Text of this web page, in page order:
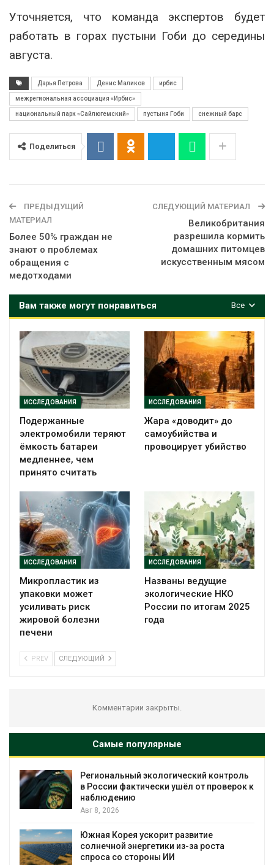
Уточняется, что команда экспертов будет
работать в горах пустыни Гоби до середины
августа.
Дарья Петрова Денис Маликов ирбис
межрегиональная ассоциация «Ирбис»
национальный парк «Сайлюгемский» пустыня Гоби снежный барс
Поделиться
ПРЕДЫДУЩИЙ
МАТЕРИАЛ
Более 50% граждан не
знают о проблемах
обращения с
медотходами
СЛЕДУЮЩИЙ МАТЕРИАЛ
Великобритания
разрешила кормить
домашних питомцев
искусственным мясом
Все
Вам также могут понравиться
ИССЛЕДОВАНИЯ
Подержанные
электромобили теряют
ёмкость батареи
медленнее, чем
принято считать
ИССЛЕДОВАНИЯ
Жара «доводит» до
самоубийства и
провоцирует убийство
ИССЛЕДОВАНИЯ
Микропластик из
упаковки может
усиливать риск
жировой болезни
печени
ИССЛЕДОВАНИЯ
Названы ведущие
экологические НКО
России по итогам 2025
года
PREV СЛЕДУЮЩИЙ
Комментарии закрыты.
Самые популярные
Региональный экологический контроль
в России фактически ушёл от проверок к
наблюдению
Авг 8, 2026
Южная Корея ускорит развитие
солнечной энергетики из-за роста
спроса со стороны ИИ